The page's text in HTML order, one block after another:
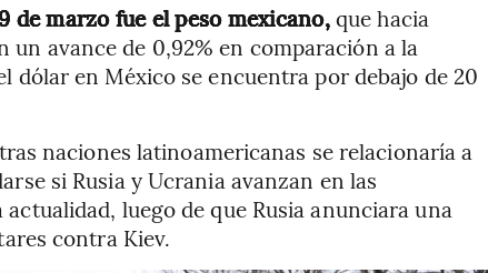
de marzo fue el peso mexicano,que hacia
avance de 0,92% en comparación a la
dólar en México se encuentra por debajo de 20
naciones latinoamericanas se relacionaría a
si Rusia y Ucrania avanzan en las
luego de que Rusia anunciara una
contra Kiev.